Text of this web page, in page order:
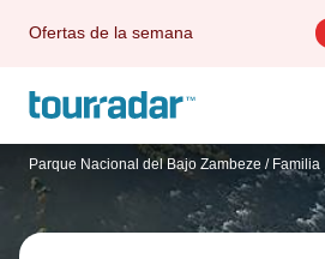
Ofertas de la semana
Parque Nacional del Bajo Zambeze / Familia